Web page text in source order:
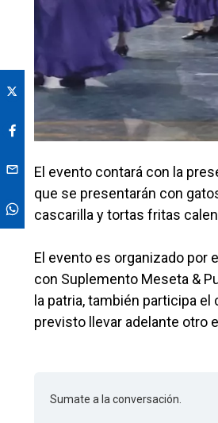
El evento contará con la
que se presentarán con
cascarilla y tortas fritas
El evento es organizado por
con Suplemento Meseta &
la patria, también participa
previsto llevar adelante otro
Sumate a la conversación.